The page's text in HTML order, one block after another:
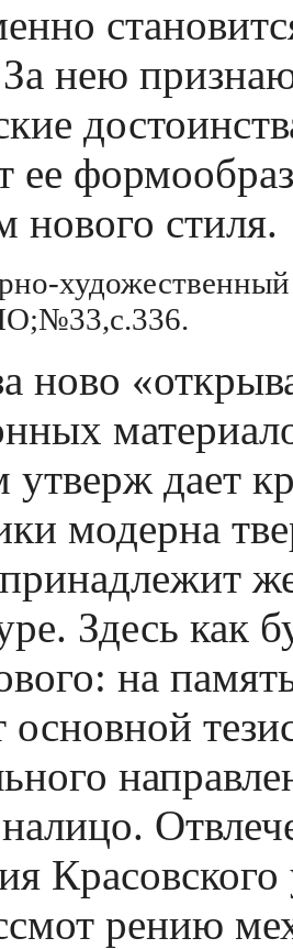
нею
ее
нового стиля.
ново
утверж­ дает
модерна
Здесь как
на
основной
Красовского
рению